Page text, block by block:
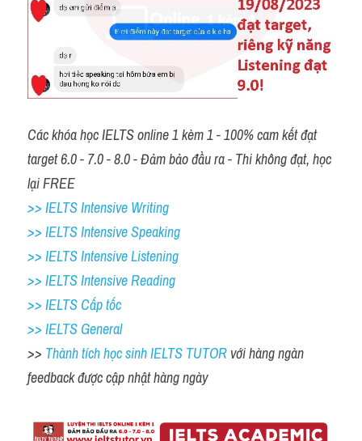
Các khóa học IELTS online 1 kèm 1 - 100% cam kết đạt
target 6.0 - 7.0 - 8.0 - Đảm bảo đầu ra - Thi không đạt, học
lại FREE
>> IELTS Intensive Writing
>> IELTS Intensive Speaking
>> IELTS Intensive Listening
>> IELTS Intensive Reading
>> IELTS Cấp tốc
>> IELTS General
>> Thành tích học sinh IELTS TUTOR với hàng ngàn
feedback được cập nhật hàng ngày